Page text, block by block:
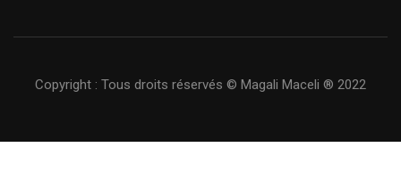
Copyright : Tous droits réservés © Magali Maceli ® 2022